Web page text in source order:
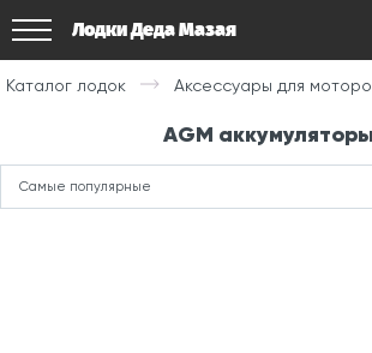
Лодки Деда Мазая
Каталог лодок Аксессуары для
AGM аккумуляторы
Самые популярные